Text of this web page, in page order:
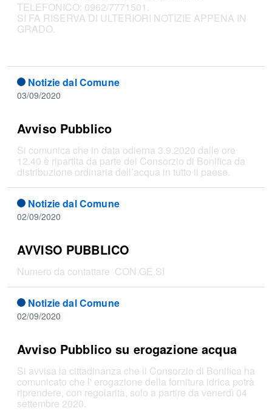
TELEFONICO: 0962/7771501.
SI FA RISERVA DI ULTERIORI NOTIZIE APPENA IN
GRADO.
Notizie dal Comune
03/09/2020
Avviso Pubblico
Si comunica che in data odierna 3.9.2020 dalle ore
12.40 è ripartita da parte del Consorzio di Bonifica da
distribuzione ordinaria dell’acqua in tutto il paese.
Notizie dal Comune
02/09/2020
AVVISO PUBBLICO
Numero da contattare CON.GE.SI
Notizie dal Comune
02/09/2020
Avviso Pubblico su erogazione acqua
Si avvisa la cittadinanza che il Consorzio di Bonifica ha
comunicato che l' erogazione della fornitura idrica potrà
riprendere, con regolarità, solo a partire da venerdì 04
settembre 2020.